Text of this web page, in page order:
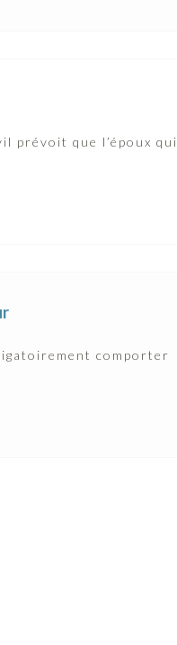
prévoit que l’époux qui
comporter